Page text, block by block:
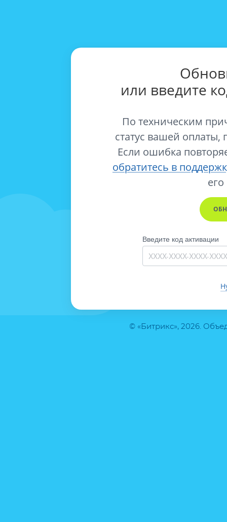
© «Битрикс», 2026.
или введите
По техническим
статус вашей оплаты,
Если ошибка
обратитесь в
его
Введите код активации